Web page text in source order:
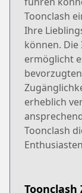
Toonclash
Ihre
können.
ermöglicht
erheblich
Toonclash